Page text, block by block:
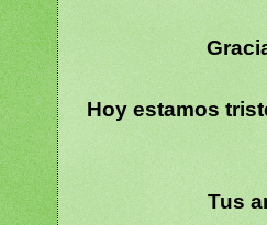
Hoy estamos
Tus